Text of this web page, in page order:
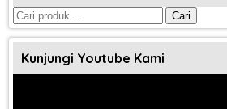
Pencarian
untuk:
Cari
Kunjungi Youtube Kami